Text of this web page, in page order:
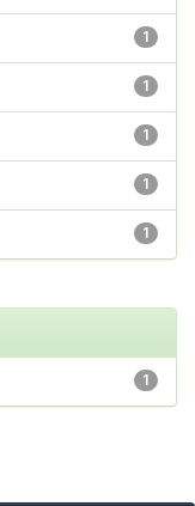
1
1
1
1
1
1